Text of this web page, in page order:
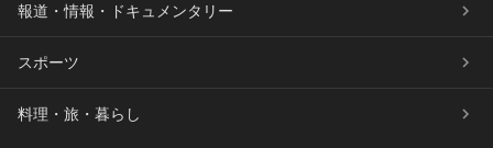
報道・情報・ドキュメンタリー
スポーツ
料理・旅・暮らし